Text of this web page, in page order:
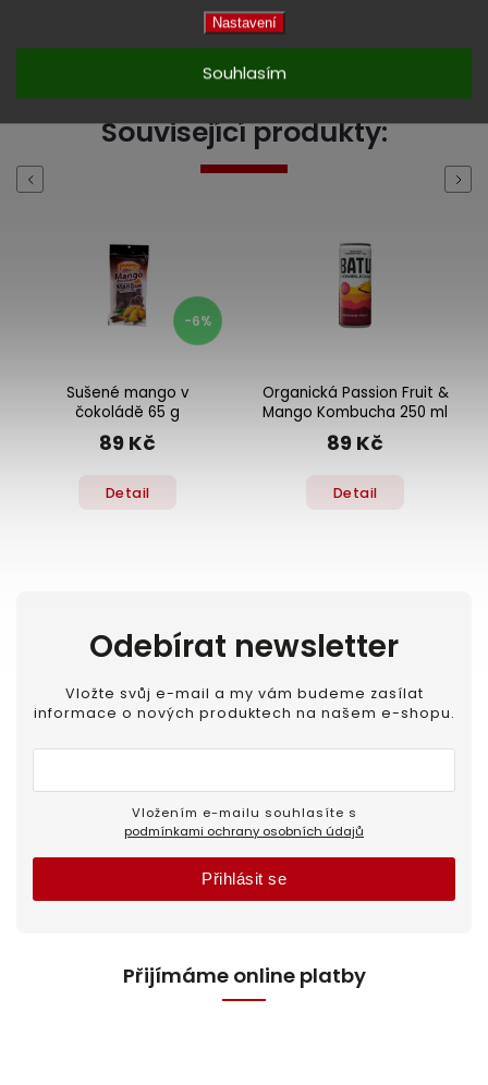
Nastavení
Souhlasím
Související produkty:
Previous
-6%
Sušené mango v
čokoládě 65 g
89 Kč
Detail
Organická Passion Fruit &
Mango Kombucha 250 ml
89 Kč
Detail
Next
Odebírat newsletter
Vložte svůj e-mail a my vám budeme zasílat
informace o nových produktech na našem e-shopu.
podmínkami ochrany osobních údajů
Přihlásit se
Přijímáme online platby